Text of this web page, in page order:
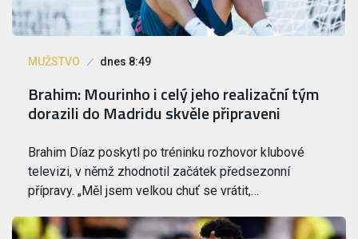
MUŽSTVO dnes 8:49
Brahim: Mourinho i celý jeho realizační tým
dorazili do Madridu skvěle připraveni
Brahim Díaz poskytl po tréninku rozhovor klubové
televizi, v němž zhodnotil začátek předsezonní
přípravy. „Měl jsem velkou chuť se vrátit,…